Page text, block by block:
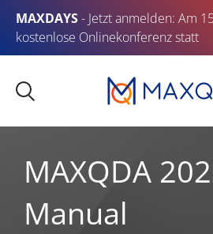
MAXDAYS- Jetzt anmelden: Am
kostenlose Onlinekonferenz statt
MAXQDA
Manual